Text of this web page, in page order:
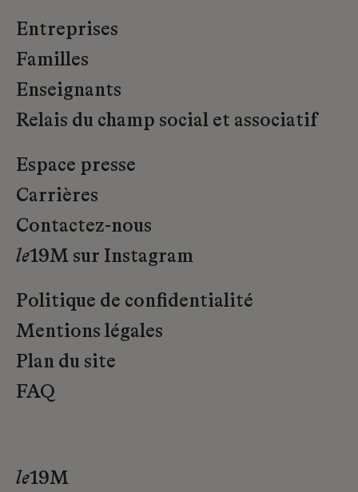
Entreprises
Familles
Enseignants
Relais du champ social et associatif
Espace presse
Carrières
Contactez-nous
le19M sur Instagram
Politique de confidentialité
Mentions légales
Plan du site
FAQ
le19M